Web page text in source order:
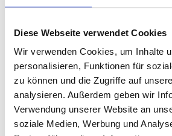
Diese Webseite verwendet Cookies
Wir verwenden Cookies, um Inhalte
personalisieren, Funktionen für
zu können und die Zugriffe auf
analysieren. Außerdem geben wir
Verwendung unserer Website an
soziale Medien, Werbung und
12.399 m² Fläche erworben werden.
Ansprechpartner
Daniel Behrendt
Telefon: 0171 - 699 699 0
Telefax: 0571 870 490 05
behrendt@wb-immobilien.de